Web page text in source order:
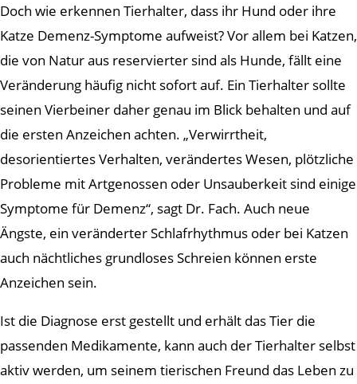
Doch wie erkennen Tierhalter, dass ihr Hund oder ihre
Katze Demenz-Symptome aufweist? Vor allem bei Katzen,
die von Natur aus reservierter sind als Hunde, fällt eine
Veränderung häufig nicht sofort auf. Ein Tierhalter sollte
seinen Vierbeiner daher genau im Blick behalten und auf
die ersten Anzeichen achten. „Verwirrtheit,
desorientiertes Verhalten, verändertes Wesen, plötzliche
Probleme mit Artgenossen oder Unsauberkeit sind einige
Symptome für Demenz“, sagt Dr. Fach. Auch neue
Ängste, ein veränderter Schlafrhythmus oder bei Katzen
auch nächtliches grundloses Schreien können erste
Anzeichen sein.
Ist die Diagnose erst gestellt und erhält das Tier die
passenden Medikamente, kann auch der Tierhalter selbst
aktiv werden, um seinem tierischen Freund das Leben zu